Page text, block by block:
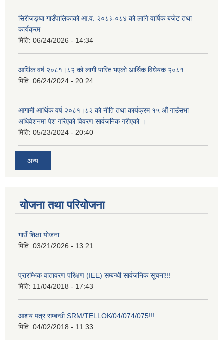
सिरीजङ्घा गाउँपालिकाको आ.व. २०८३-०८४ को लागि वार्षिक बजेट तथा
कार्यक्रम
मिति: 06/24/2026 - 14:34
आर्थिक वर्ष २०८१।८२ को लागी पारित भएको आर्थिक विधेयक २०८१
मिति: 06/24/2024 - 20:24
आगामी आर्थिक वर्ष २०८१।८२ को नीति तथा कार्यक्रम १५ औं गाउँसभा
अधिवेशनमा पेश गरिएको विवरण सार्वजनिक गरीएको ।
मिति: 05/23/2024 - 20:40
अन्य
योजना तथा परियोजना
गाउँ शिक्षा योजना
मिति: 03/21/2026 - 13:21
प्रारम्भिक वातावरण परिक्षण (IEE) सम्बन्धी सार्वजनिक सूचना!!!
मिति: 11/04/2018 - 17:43
आशय पत्र सम्बन्धी SRM/TELLOK/04/074/075!!!
मिति: 04/02/2018 - 11:33